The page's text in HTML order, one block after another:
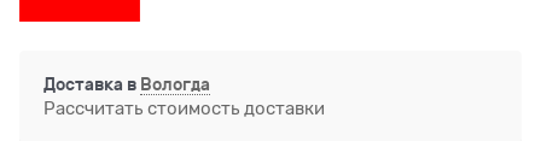
Доставка в Вологда
Рассчитать стоимость доставки